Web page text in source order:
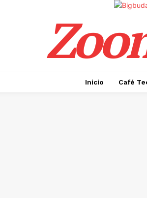
Inicio Café